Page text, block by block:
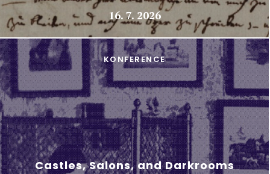
16. 7. 2026
Castles, Salons, and Darkrooms
KONFERENCE